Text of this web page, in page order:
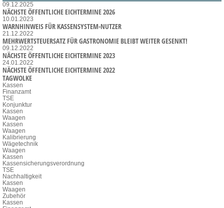
09.12.2025
NÄCHSTE ÖFFENTLICHE EICHTERMINE 2026
10.01.2023
WARNHINWEIS FÜR KASSENSYSTEM-NUTZER
21.12.2022
MEHRWERTSTEUERSATZ FÜR GASTRONOMIE BLEIBT WEITER GESENKT!
09.12.2022
NÄCHSTE ÖFFENTLICHE EICHTERMINE 2023
24.01.2022
NÄCHSTE ÖFFENTLICHE EICHTERMINE 2022
TAGWOLKE
Kassen
Finanzamt
TSE
Konjunktur
Kassen
Waagen
Kassen
Waagen
Kalibrierung
Wägetechnik
Waagen
Kassen
Kassensicherungsverordnung
TSE
Nachhaltigkeit
Kassen
Waagen
Zubehör
Kassen